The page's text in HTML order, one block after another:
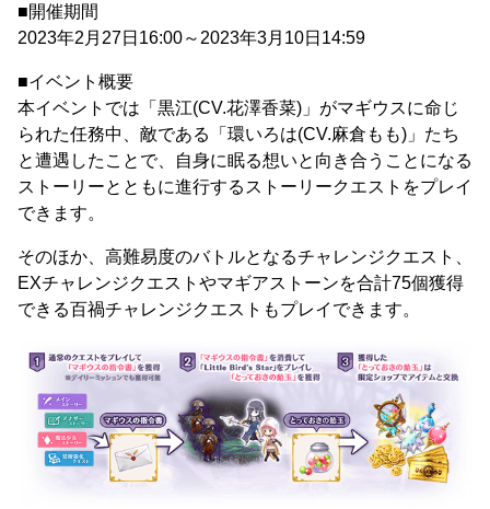
■開催期間
2023年2月27日16:00～2023年3月10日14:59
■イベント概要
本イベントでは「黒江(CV.花澤香菜)」がマギウスに命じ
られた任務中、敵である「環いろは(CV.麻倉もも)」たち
と遭遇したことで、自身に眠る想いと向き合うことになる
ストーリーとともに進行するストーリークエストをプレイ
できます。
そのほか、高難易度のバトルとなるチャレンジクエスト、
EXチャレンジクエストやマギアストーンを合計75個獲得
できる百禍チャレンジクエストもプレイできます。